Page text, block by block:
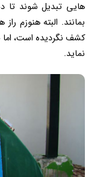
هایی تبدیل شوند
بمانند. البته هنوزم
کشف نگردیده است، اما
نماید.